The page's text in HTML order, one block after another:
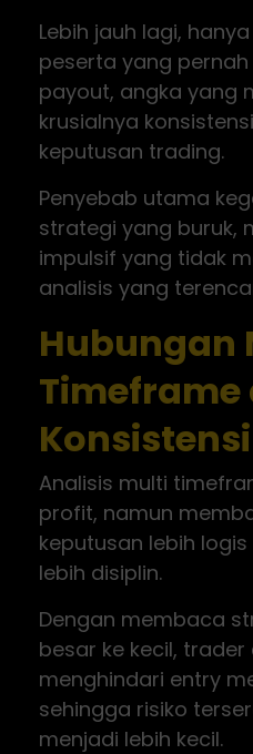
Lebih jauh lagi,
peserta yang
payout, angka yang
krusialnya
keputusan trading.
Penyebab utama
strategi yang buruk,
impulsif yang tidak
analisis yang
Hubungan
Timeframe
Analisis multi
profit, namun
keputusan lebih
lebih disiplin.
Dengan membaca
besar ke kecil,
menghindari entry
sehingga risiko
menjadi lebih kecil.